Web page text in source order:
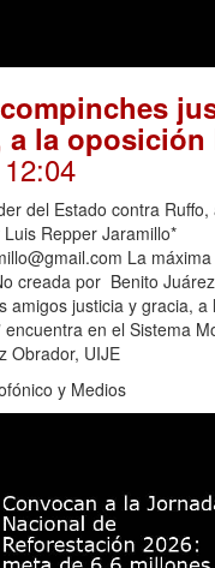
a la oposición
del Estado contra
Repper Jaramillo*
La
creada por Benito
amigos justicia y gracia, a
encuentra en el Sistema
Obrador, UIJE
y Medios